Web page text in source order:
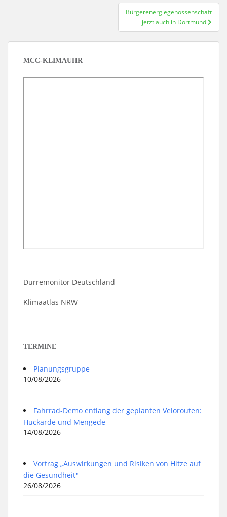
Bürgerenergiegenossenschaft
jetzt auch in Dortmund
MCC-KLIMAUHR
Dürremonitor Deutschland
Klimaatlas NRW
TERMINE
Planungsgruppe
10/08/2026
Fahrrad-Demo entlang der geplanten Velorouten:
Huckarde und Mengede
14/08/2026
Vortrag „Auswirkungen und Risiken von Hitze auf
die Gesundheit"
26/08/2026